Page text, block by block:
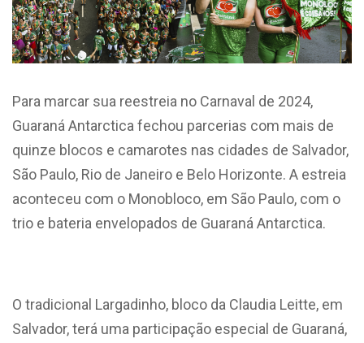
Para marcar sua reestreia no Carnaval de 2024,
Guaraná Antarctica fechou parcerias com mais de
quinze blocos e camarotes nas cidades de Salvador,
São Paulo, Rio de Janeiro e Belo Horizonte. A estreia
aconteceu com o Monobloco, em São Paulo, com o
trio e bateria envelopados de Guaraná Antarctica.
O tradicional Largadinho, bloco da Claudia Leitte, em
Salvador, terá uma participação especial de Guaraná,